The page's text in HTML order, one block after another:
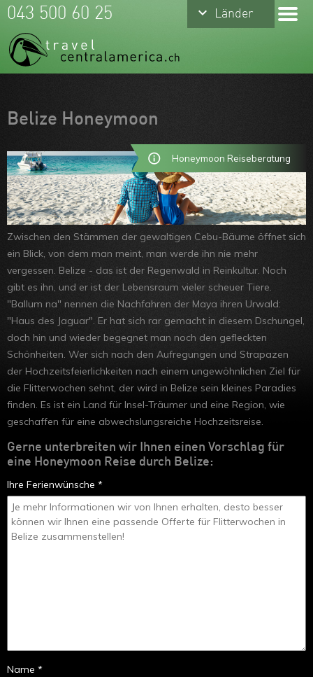
Über uns
Feedbacks
Kontakt
ARVB
keyboard_arrow_down Länder
Guatemala
Nicaragua
Honduras
El Salvador
keyboard_arrow_down Länder
043 500 60 25
Belize Honeymoon
Honeymoon Reiseberatung
Zwischen den Stämmen der gewaltigen Cebu-Bäume öffnet sich
ein Blick, von dem man meint, man werde ihn nie mehr
vergessen. Belize - das ist der Regenwald in Reinkultur. Noch
gibt es ihn, und er ist der Lebensraum vieler scheuer Tiere.
"Ballum na" nennen die Nachfahren der Maya ihren Urwald:
"Haus des Jaguar". Er hat sich rar gemacht in diesem Dschungel,
doch hin und wieder begegnet man noch den gefleckten
Schönheiten. Wer sich nach den Aufregungen und Strapazen
der Hochzeitsfeierlichkeiten nach einem ungewöhnlichen Ziel für
die Flitterwochen sehnt, der wird in Belize sein kleines Paradies
finden. Es ist ein Land für Insel-Träumer und eine Region, wie
geschaffen für eine abwechslungsreiche Hochzeitsreise.
Gerne unterbreiten wir Ihnen einen Vorschlag für
eine Honeymoon Reise durch Belize:
Ihre Ferienwünsche *
Name *